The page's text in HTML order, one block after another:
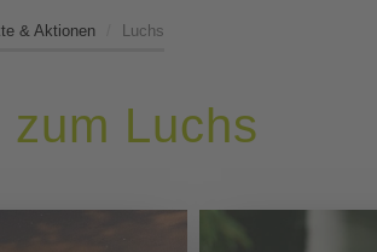
& Aktionen Luchs
Luchs